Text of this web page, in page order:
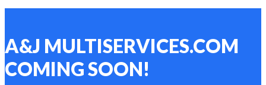
A&J MULTISERVICES.COM
COMING SOON!